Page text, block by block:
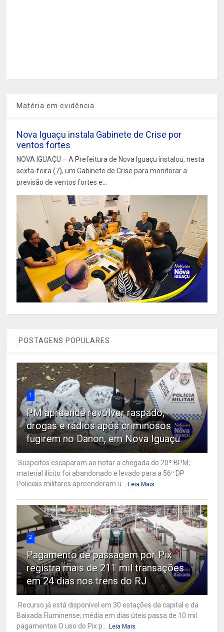
Matéria em evidência
Nova Iguaçu instala Gabinete de Crise por
ventos fortes
NOVA IGUAÇU – A Prefeitura de Nova Iguaçu instalou, nesta
sexta-feira (7), um Gabinete de Crise para monitorar a
previsão de ventos fortes e...
POSTAGENS POPULARES
1
PM apreende revólver raspado,
drogas e rádios após criminosos
fugirem no Danon, em Nova Iguaçu
Suspeitos escaparam ao notar a chegada do 20º BPM;
material ilícito foi abandonado e levado para a 56ª DP
Policiais militares apreenderam u...
Leia Mais
2
Pagamento de passagem por Pix
registra mais de 211 mil transações
em 24 dias nos trens do RJ
Recurso já está disponível em 30 estações da capital e da
Baixada Fluminense; média em dias úteis passa de 10 mil
pagamentos O uso do Pix p...
Leia Mais